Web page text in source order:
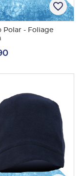
favorite_border
Polar - Foliage